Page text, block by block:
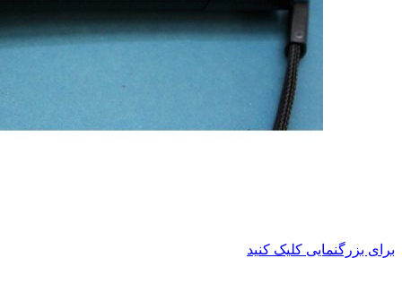
برای بزرگنمایی کلیک کنید